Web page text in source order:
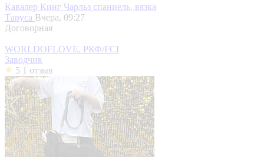
Кавалер Кинг Чарльз спаниель, вязка
Таруса Вчера, 09:27
Договорная
WORLDOFLOVE. РКФ/FCI
Заводчик
5 1 отзыв